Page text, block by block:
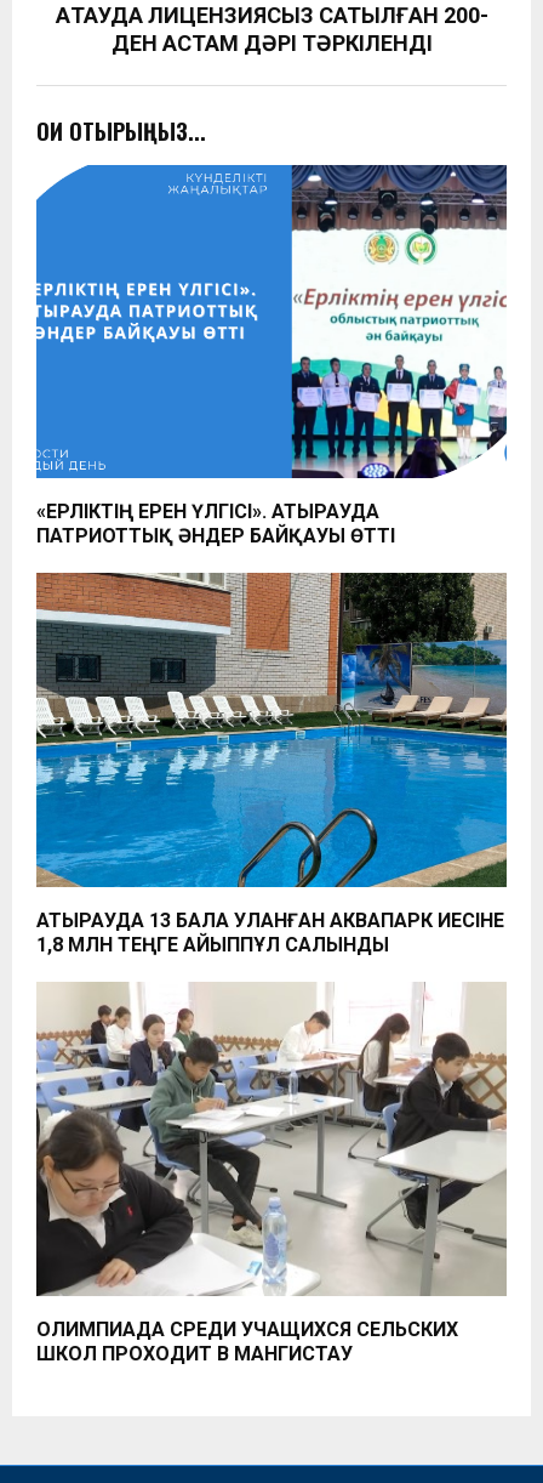
АҚТАУДА ЛИЦЕНЗИЯСЫЗ САТЫЛҒАН 200-
ДЕН АСТАМ ДӘРІ ТӘРКІЛЕНДІ
ОҚИ ОТЫРЫҢЫЗ...
«ЕРЛІКТІҢ ЕРЕН ҮЛГІСІ». АТЫРАУДА
ПАТРИОТТЫҚ ӘНДЕР БАЙҚАУЫ ӨТТІ
АТЫРАУДА 13 БАЛА УЛАНҒАН АКВАПАРК ИЕСІНЕ
1,8 МЛН ТЕҢГЕ АЙЫППҰЛ САЛЫНДЫ
ОЛИМПИАДА СРЕДИ УЧАЩИХСЯ СЕЛЬСКИХ
ШКОЛ ПРОХОДИТ В МАНГИСТАУ